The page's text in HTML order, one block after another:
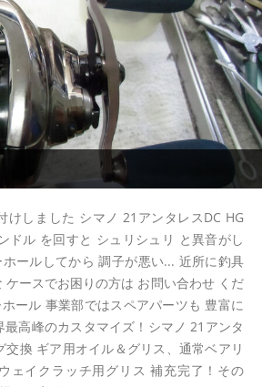
けしました シマノ 21アンタレスDC HG
ドル を回すと シュリシュリ と異音がし
ールしてから 調子が悪い... 近所に釣具
ケースでお困りの方は お問い合わせ くだ
ール 事業部ではスペアパーツも 豊富に
高峰のカスタマイズ！シマノ 21アンタ
交換 ギア用オイル＆グリス、通常ベアリ
ェイクラッチ用グリス 補充完了！その